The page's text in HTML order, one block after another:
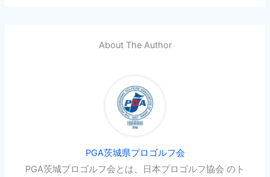
About The Author
PGA茨城県プロゴルフ会
PGA茨城プロゴルフ会とは、日本プロゴルフ協会 のト